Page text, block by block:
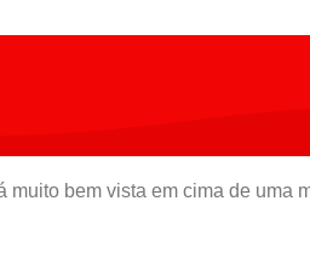
bem vista em cima de uma